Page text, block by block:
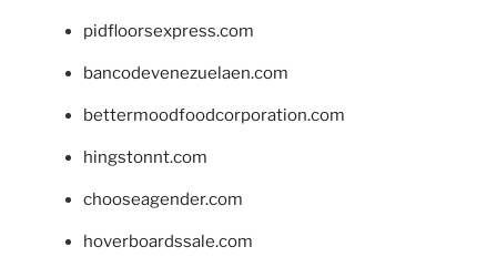
pidfloorsexpress.com
bancodevenezuelaen.com
bettermoodfoodcorporation.com
hingstonnt.com
chooseagender.com
hoverboardssale.com